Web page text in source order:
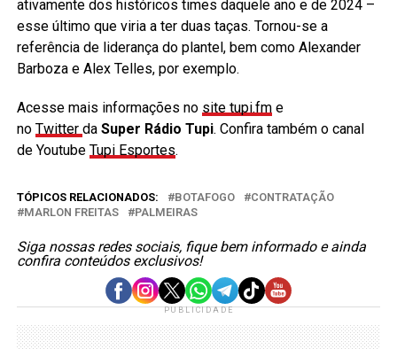
ativamente dos históricos times daquele ano e de 2024 –
esse último que viria a ter duas taças. Tornou-se a
referência de liderança do plantel, bem como Alexander
Barboza e Alex Telles, por exemplo.
Acesse mais informações no site tupi.fme
no Twitter da Super Rádio Tupi. Confira também o canal
de Youtube Tupi Esportes.
TÓPICOS RELACIONADOS: BOTAFOGO
CONTRATAÇÃO
MARLON FREITAS
PALMEIRAS
Siga nossas redes sociais, fique bem informado e ainda
confira conteúdos exclusivos!
PUBLICIDADE